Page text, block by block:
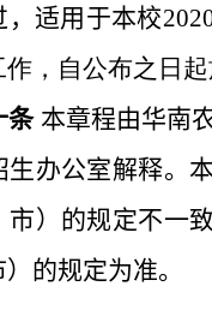
，适用于本校
，自公布之日起
条 本章程由华南
生办公室解释。
市）的规定不一
的规定为准。